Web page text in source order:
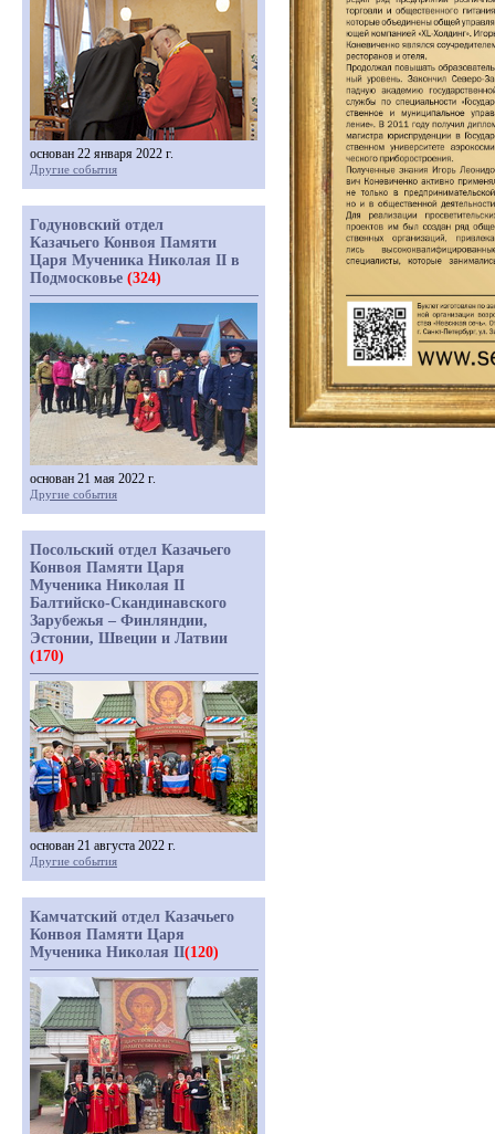
основан 22 января 2022 г.
Другие события
Годуновский отдел
Казачьего Конвоя Памяти
Царя Мученика Николая II в
Подмосковье (324)
основан 21 мая 2022 г.
Другие события
Посольский отдел Казачьего
Конвоя Памяти Царя
Мученика Николая II
Балтийско-Скандинавского
Зарубежья – Финляндии,
Эстонии, Швеции и Латвии
(170)
основан 21 августа 2022 г.
Другие события
Камчатский отдел Казачьего
Конвоя Памяти Царя
Мученика Николая II(120)